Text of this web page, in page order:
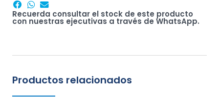
Recuerda consultar el stock de este producto
con nuestras ejecutivas a través de WhatsApp.
Productos relacionados